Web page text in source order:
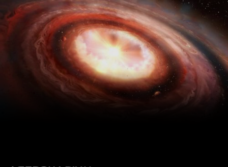
Astronarium